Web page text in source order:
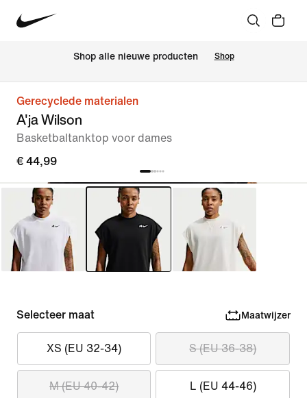
Shop alle nieuwe producten Shop
Gerecyclede materialen
A'ja Wilson
Basketbaltanktop voor dames
€ 44,99
Selecteer maat Maatwijzer
XS (EU 32-34) S (EU 36-38)
M (EU 40-42) L (EU 44-46)